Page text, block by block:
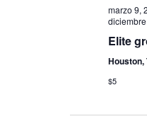
marzo 9,
Elite
Houston,
$5